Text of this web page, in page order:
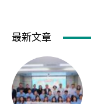
最新文章